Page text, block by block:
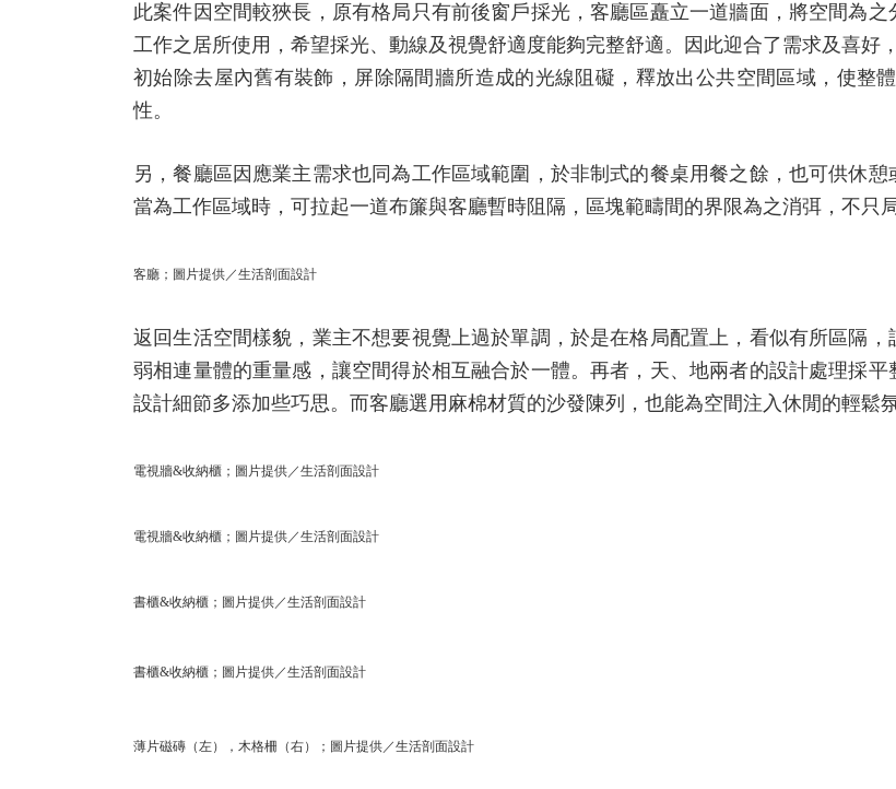
此案件因空間較狹長，原有格局只有前後窗戶採光，客廳區矗立一道牆面，將空間為
工作之居所使用，希望採光、動線及視覺舒適度能夠完整舒適。因此迎合了需求及喜好
初始除去屋內舊有裝飾，屏除隔間牆所造成的光線阻礙，釋放出公共空間區域，使
性。
另，餐廳區因應業主需求也同為工作區域範圍，於非制式的餐桌用餐之餘，也可供休
當為工作區域時，可拉起一道布簾與客廳暫時阻隔，區塊範疇間的界限為之消弭，不只
客廳；圖片提供／生活剖面設計
返回生活空間樣貌，業主不想要視覺上過於單調，於是在格局配置上，看似有所區隔
弱相連量體的重量感，讓空間得於相互融合於一體。再者，天、地兩者的設計處理採
設計細節多添加些巧思。而客廳選用麻棉材質的沙發陳列，也能為空間注入休閒的輕鬆氛
電視牆&收納櫃；圖片提供／生活剖面設計
電視牆&收納櫃；圖片提供／生活剖面設計
書櫃&收納櫃；圖片提供／生活剖面設計
書櫃&收納櫃；圖片提供／生活剖面設計
薄片磁磚（左），木格柵（右）；圖片提供／生活剖面設計